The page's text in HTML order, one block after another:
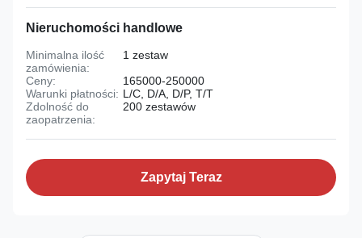
Nieruchomości handlowe
Minimalna ilość
zamówienia:
1 zestaw
Ceny:
165000-250000
Warunki płatności: L/C, D/A, D/P, T/T
Zdolność do
zaopatrzenia:
200 zestawów
Zapytaj Teraz